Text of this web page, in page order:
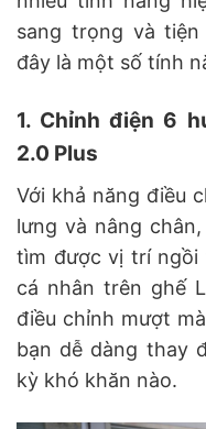
sang trọng và
đây là một số tính
1. Chỉnh điện 6
2.0 Plus
Với khả năng điều
lưng và nâng
tìm được vị trí ngồi
cá nhân trên ghế
điều chỉnh mượt
bạn dễ dàng thay
kỳ khó khăn nào.